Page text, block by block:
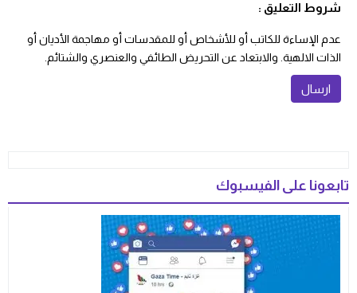
شروط التعليق :
عدم الإساءة للكاتب أو للأشخاص أو للمقدسات أو مهاجمة الأديان أو
الذات الالهية. والابتعاد عن التحريض الطائفي والعنصري والشتائم.
تابعونا على الفيسبوك